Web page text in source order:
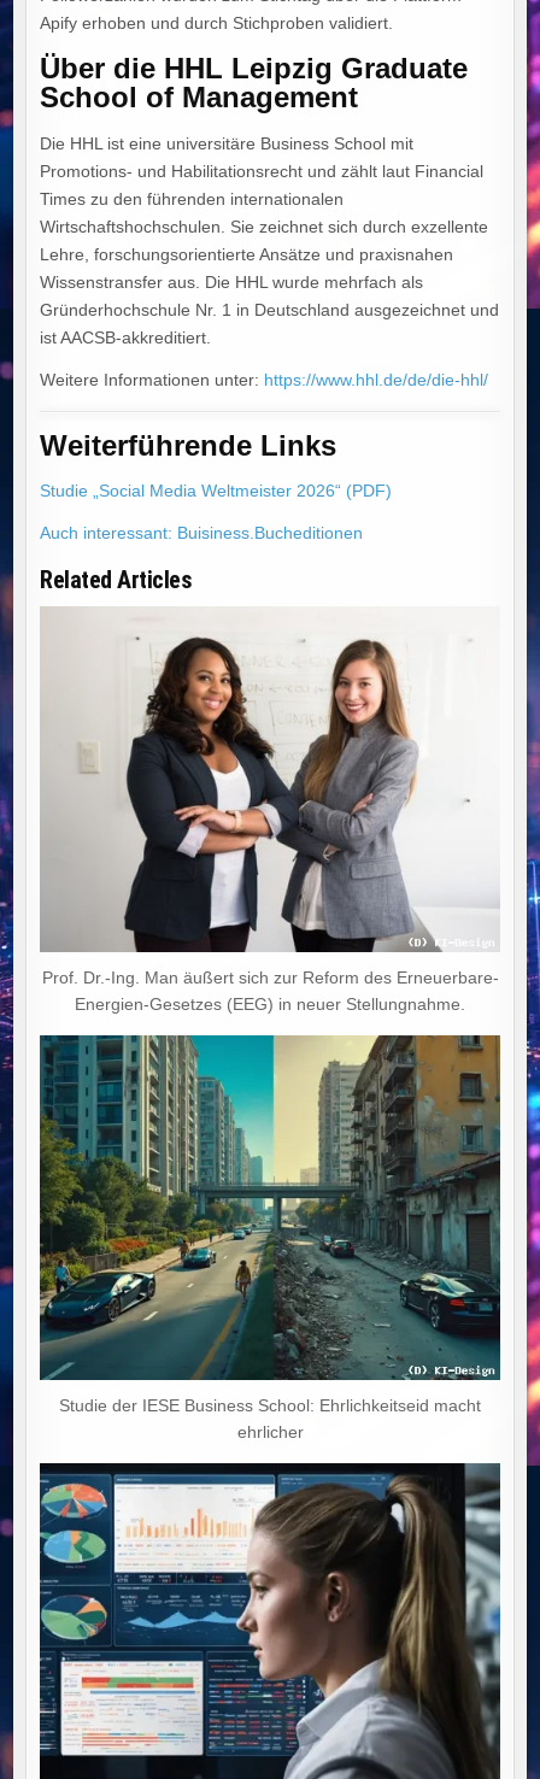
Apify erhoben und durch Stichproben validiert.
Über die HHL Leipzig Graduate
School of Management
Die HHL ist eine universitäre Business School mit
Promotions- und Habilitationsrecht und zählt laut Financial
Times zu den führenden internationalen
Wirtschaftshochschulen. Sie zeichnet sich durch exzellente
Lehre, forschungsorientierte Ansätze und praxisnahen
Wissenstransfer aus. Die HHL wurde mehrfach als
Gründerhochschule Nr. 1 in Deutschland ausgezeichnet und
ist AACSB-akkreditiert.
Weitere Informationen unter: https://www.hhl.de/de/die-hhl/
Weiterführende Links
Studie „Social Media Weltmeister 2026“ (PDF)
Auch interessant: Buisiness.Bucheditionen
Related Articles
Prof. Dr.-Ing. Man äußert sich zur Reform des Erneuerbare-
Energien-Gesetzes (EEG) in neuer Stellungnahme.
Studie der IESE Business School: Ehrlichkeitseid macht
ehrlicher